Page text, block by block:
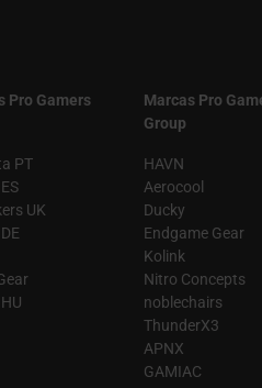
Pro Gamers
PT
UK
Marcas Pro
Group
HAVN
Aerocool
Ducky
Endgame Gear
Kolink
Nitro Concepts
noblechairs
ThunderX3
APNX
GAMIAC